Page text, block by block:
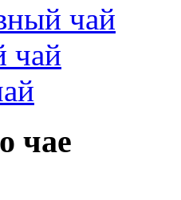
чай
чай
чае